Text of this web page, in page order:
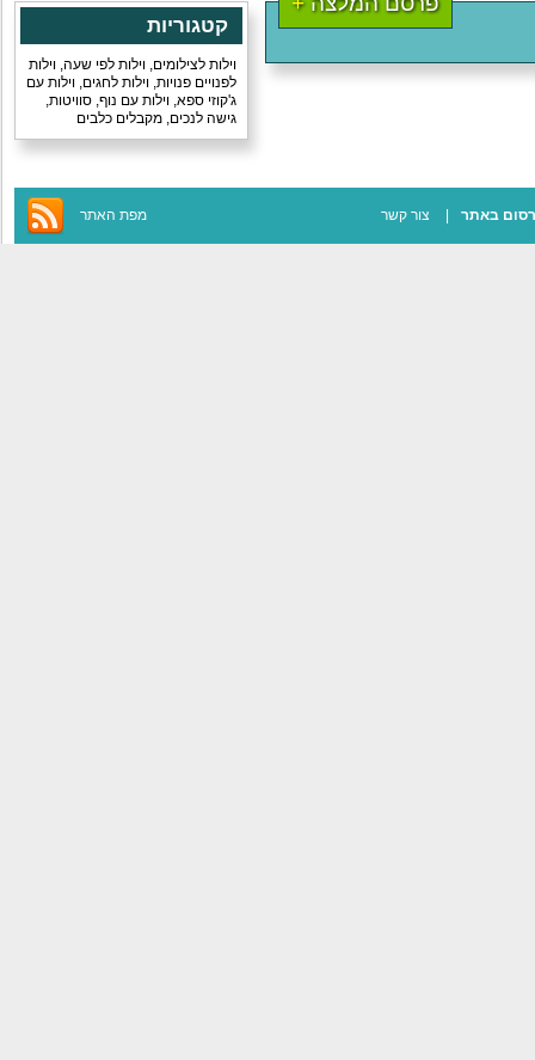
קטגוריות
וילות לצילומים, וילות לפי שעה, וילות
לפנויים פנויות, וילות לחגים, וילות עם
ג'קוזי ספא, וילות עם נוף, סוויטות,
גישה לנכים, מקבלים כלבים
באתר צור קשר מפת האתר